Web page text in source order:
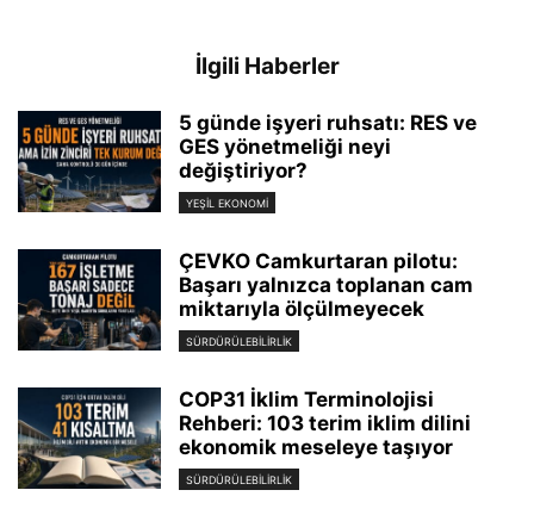
İlgili Haberler
5 günde işyeri ruhsatı: RES ve
GES yönetmeliği neyi
değiştiriyor?
YEŞIL EKONOMI
ÇEVKO Camkurtaran pilotu:
Başarı yalnızca toplanan cam
miktarıyla ölçülmeyecek
SÜRDÜRÜLEBILIRLIK
COP31 İklim Terminolojisi
Rehberi: 103 terim iklim dilini
ekonomik meseleye taşıyor
SÜRDÜRÜLEBILIRLIK